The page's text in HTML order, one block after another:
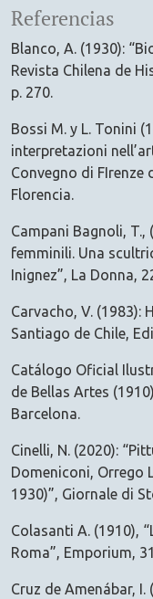
Referencias
Blanco, A. (1930):
Revista Chilena de
p. 270.
Bossi M. y L. Tonini
interpretazioni
Convegno di FIrenze
Florencia.
Campani Bagnoli, T.,
femminili. Una
Inignez”, La Donna,
Carvacho, V. (1983):
Santiago de Chile,
Catálogo Oficial
de Bellas Artes
Barcelona.
Cinelli, N. (2020):
Domeniconi, Orrego
1930)”, Giornale di
Colasanti A. (1910),
Roma”, Emporium,
Cruz de Amenábar,